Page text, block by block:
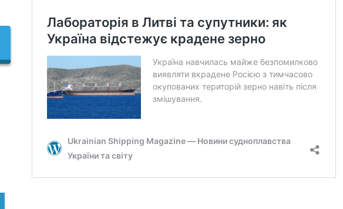
06-06-2026
Привітання Ю.В. СЛІВЧУКА
04-06-2026